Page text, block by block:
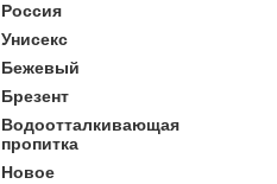
Россия
Унисекс
Бежевый
Брезент
Водоотталкивающая
пропитка
Новое